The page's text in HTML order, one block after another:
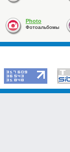
Photo
Фотоальбомы